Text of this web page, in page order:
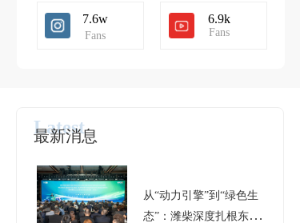
7.6w
Fans
6.9k
Fans
Latest
从“动力引擎”到“绿色生
态”：潍柴深度扎根东南
最新消息